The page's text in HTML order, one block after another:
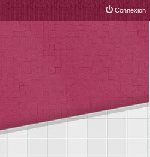
Connexion